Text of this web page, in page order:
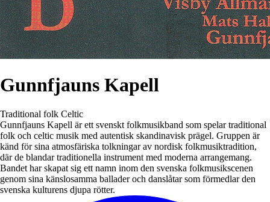
Gunnfjauns Kapell
Traditional folk Celtic
Gunnfjauns Kapell är ett svenskt folkmusikband som spelar traditional
folk och celtic musik med autentisk skandinavisk prägel. Gruppen är
känd för sina atmosfäriska tolkningar av nordisk folkmusiktradition,
där de blandar traditionella instrument med moderna arrangemang.
Bandet har skapat sig ett namn inom den svenska folkmusikscenen
genom sina känslosamma ballader och danslåtar som förmedlar den
svenska kulturens djupa rötter.